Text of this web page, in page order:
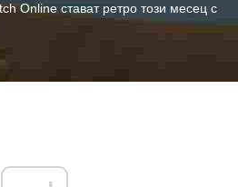
Online стават ретро този месец с